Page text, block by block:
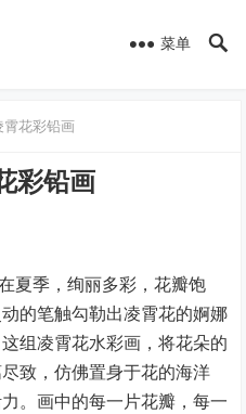
菜单
霄花彩铅画
彩铅画
夏季，绚丽多彩，花瓣饱
的笔触勾勒出凌霄花的婀娜
组凌霄花水彩画，将花朵的
致，仿佛置身于花的海洋
。画中的每一片花瓣，每一